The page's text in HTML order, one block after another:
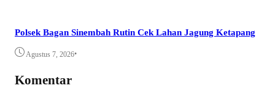
Polsek Bagan Sinembah Rutin Cek Lahan Jagung Ketapang
Agustus 7, 2026•
Komentar